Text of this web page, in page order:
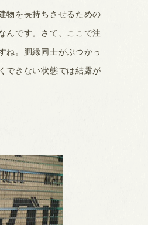
物を長持ちさせるための
んです。さて、ここで注
ね。胴縁同士がぶつかっ
できない状態では結露が